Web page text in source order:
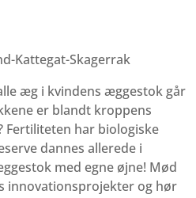
Kattegat-Skagerrak
æg i kvindens æggestok går
er blandt kroppens
Fertiliteten har biologiske
dannes allerede i
med egne øjne! Mød
innovationsprojekter og hør